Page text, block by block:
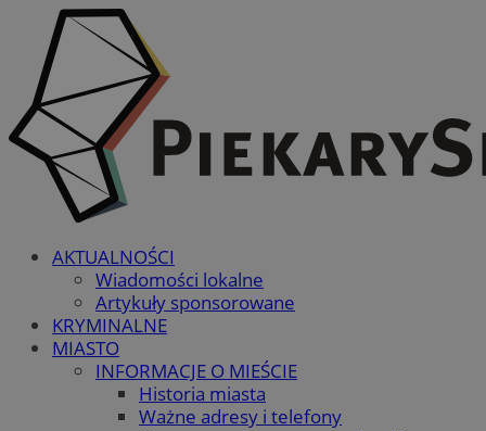
AKTUALNOŚCI
Wiadomości lokalne
Artykuły sponsorowane
KRYMINALNE
MIASTO
INFORMACJE O MIEŚCIE
Historia miasta
Ważne adresy i telefony